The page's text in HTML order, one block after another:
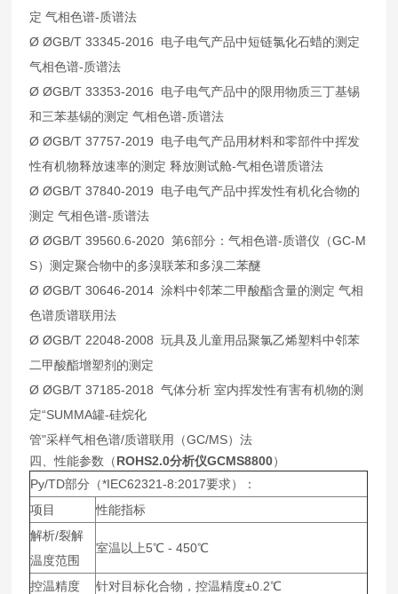
定 气相色谱-质谱法
Ø ØGB/T 33345-2016 电子电气产品中短链氯化石蜡的测定
气相色谱-质谱法
Ø ØGB/T 33353-2016 电子电气产品中的限用物质三丁基锡
和三苯基锡的测定 气相色谱-质谱法
Ø ØGB/T 37757-2019 电子电气产品用材料和零部件中挥发
性有机物释放速率的测定 释放测试舱-气相色谱质谱法
Ø ØGB/T 37840-2019 电子电气产品中挥发性有机化合物的
测定 气相色谱-质谱法
Ø ØGB/T 39560.6-2020 第6部分：气相色谱-质谱仪（GC-M
S）测定聚合物中的多溴联苯和多溴二苯醚
Ø ØGB/T 30646-2014 涂料中邻苯二甲酸酯含量的测定 气相
色谱质谱联用法
Ø ØGB/T 22048-2008 玩具及儿童用品聚氯乙烯塑料中邻苯
二甲酸酯增塑剂的测定
Ø ØGB/T 37185-2018 气体分析 室内挥发性有害有机物的测
定“SUMMA罐-硅烷化
管"采样气相色谱/质谱联用（GC/MS）法
四、性能参数（ROHS2.0分析仪GCMS8800）
Py/TD部分（*IEC62321-8:2017要求）：
项目
性能指标
解析/裂解
温度范围
室温以上5℃ - 450℃
控温精度
针对目标化合物，控温精度±0.2℃